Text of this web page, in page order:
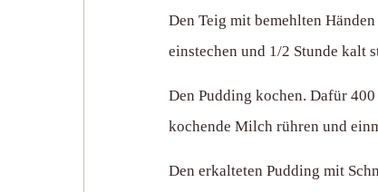
Den Teig mit bemehlten
einstechen und 1/2 Stunde kalt
Den Pudding kochen. Dafür
kochende Milch rühren und
Den erkalteten Pudding mit